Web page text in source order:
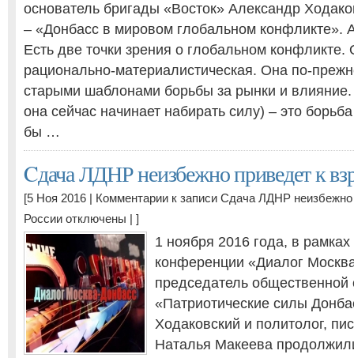
основатель бригады «Восток» Александр
– «Донбасс в мировом глобальном конфликте».
Есть две точки зрения о глобальном конфликте.
рационально-материалистическая. Она по-
старыми шаблонами борьбы за рынки и
она сейчас начинает набирать силу) – это
бы …
Cдача ЛДНР неизбежно приведет к
[5 Ноя 2016 | Комментарии к записи Cдача ЛДНР
России отключены | ]
1 ноября 2016 года, в
конференции «Диалог
председатель общественной
«Патриотические силы
Ходаковский и политолог,
Наталья Макеева